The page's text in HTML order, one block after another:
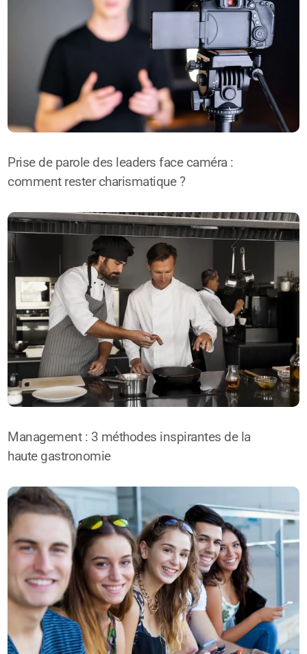
Prise de parole des leaders face caméra :
comment rester charismatique ?
Management : 3 méthodes inspirantes de la
haute gastronomie